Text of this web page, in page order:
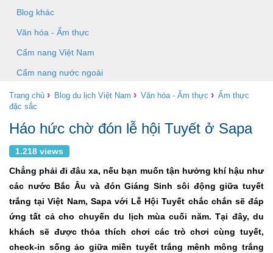
Blog khác
Văn hóa - Ẩm thực
Cẩm nang Việt Nam
Cẩm nang nước ngoài
Trang chủ › Blog du lịch Việt Nam › Văn hóa - Ẩm thực › Ẩm thực
đặc sắc
Háo hức chờ đón lễ hội Tuyết ở Sapa
1.218 views
Chẳng phải đi đâu xa, nếu bạn muốn tận hưởng khí hậu như
các nước Bắc Âu và đón Giáng Sinh sôi động giữa tuyết
trắng tại Việt Nam, Sapa với Lễ Hội Tuyết chắc chắn sẽ đáp
ứng tất cả cho chuyến du lịch mùa cuối năm. Tại đây, du
khách sẽ được thỏa thích chơi các trò chơi cùng tuyết,
check-in sống ảo giữa miền tuyết trắng mênh mông trắng